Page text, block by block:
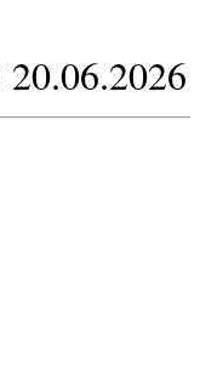
20.06.2026